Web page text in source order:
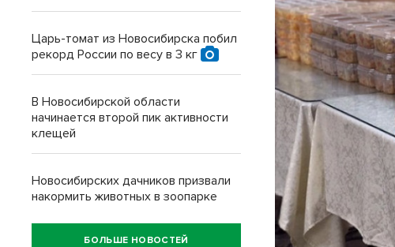
Царь-томат из Новосибирска побил
рекорд России по весу в 3 кг
В Новосибирской области
начинается второй пик активности
клещей
Новосибирских дачников призвали
накормить животных в зоопарке
БОЛЬШЕ НОВОСТЕЙ